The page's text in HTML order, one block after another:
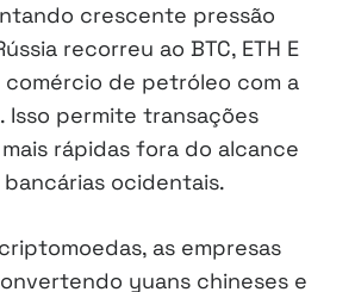
crescente pressão
recorreu ao BTC, ETH E
comércio de petróleo com a
Isso permite transações
rápidas fora do alcance
ocidentais.
as empresas
yuans chineses e